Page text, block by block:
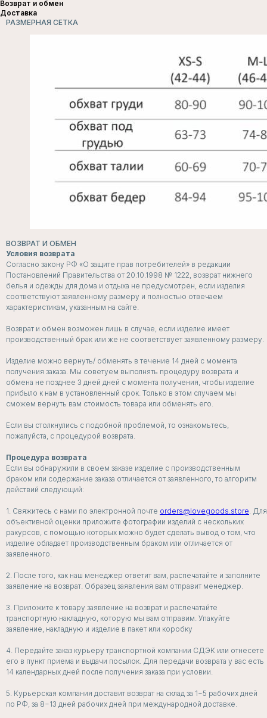
Возврат и обмен
Доставка
РАЗМЕРНАЯ СЕТКА
ВОЗВРАТ И ОБМЕН
Условия возврата
Согласно закону РФ «О защите прав потребителей» в редакции
Постановлений Правительства от 20.10.1998 № 1222, возврат нижнего
белья и одежды для дома и отдыха не предусмотрен, если изделия
соответствуют заявленному размеру и полностью отвечаем
характеристикам, указанным на сайте.
Возврат и обмен возможен лишь в случае, если изделие имеет
производственный брак или же не соответствует заявленному размеру.
Изделие можно вернуть/ обменять в течение 14 дней с момента
получения заказа. Мы советуем выполнять процедуру возврата и
обмена не позднее 3 дней дней с момента получения, чтобы изделие
прибыло к нам в установленный срок. Только в этом случаем мы
сможем вернуть вам стоимость товара или обменять его.
Если вы столкнулись с подобной проблемой, то ознакомьтесь,
пожалуйста, с процедурой возврата.
Процедура возврата
Если вы обнаружили в своем заказе изделие с производственным
браком или содержание заказа отличается от заявленного, то алгоритм
действий следующий:
1. Свяжитесь с нами по электронной почте orders@lovegoods.store . Для
объективной оценки приложите фотографии изделий с нескольких
ракурсов, с помощью которых можно будет сделать вывод о том, что
изделие обладает производственным браком или отличается от
заявленного.
2. После того, как наш менеджер ответит вам, распечатайте и заполните
заявление на возврат. Образец заявления вам отправит менеджер.
3. Приложите к товару заявление на возврат и распечатайте
транспортную накладную, которую мы вам отправим. Упакуйте
заявление, накладную и изделие в пакет или коробку
4. Передайте заказ курьеру транспортной компании СДЭК или отнесете
его в пункт приема и выдачи посылок. Для передачи возврата у вас есть
14 календарных дней после получения заказа при условии.
5. Курьерская компания доставит возврат на склад за 1−5 рабочих дней
по РФ, за 8−13 дней рабочих дней при международной доставке.
БЕЛЬЕ
ДЛЯ СЛУЧАЯ
СМОТРЕТЬ ВСЕ